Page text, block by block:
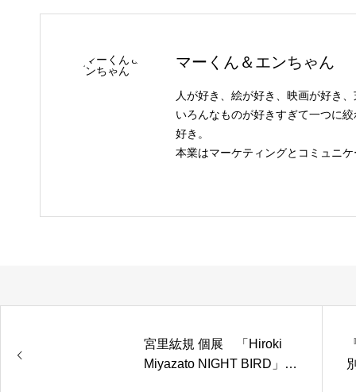
マーくん＆エンちゃん
人が好き、絵が好き、映画が好き
いろんなものが好きすぎて一つに
好き。
本業はマーケティングとコミュニ
宮里紘規 個展 「Hiroki
Miyazato NIGHT BIRD」